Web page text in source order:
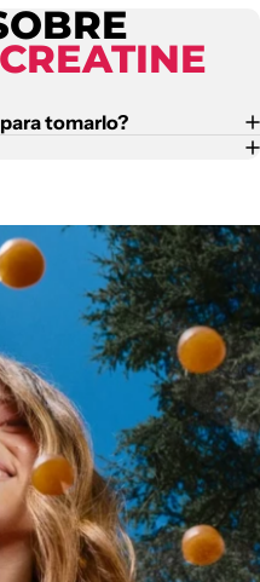
tomarlo?